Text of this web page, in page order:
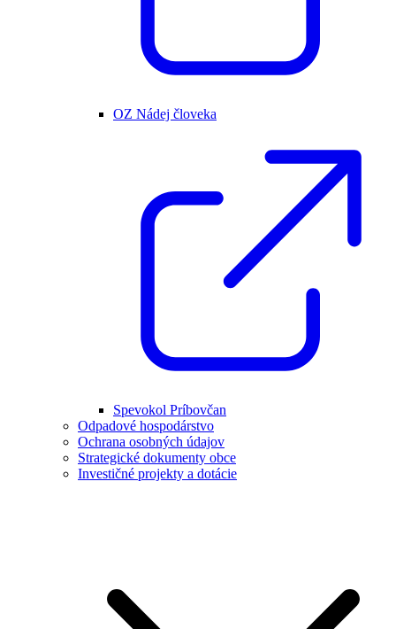
OZ Nádej človeka
Spevokol Príbovčan
Odpadové hospodárstvo
Ochrana osobných údajov
Strategické dokumenty obce
Investičné projekty a dotácie